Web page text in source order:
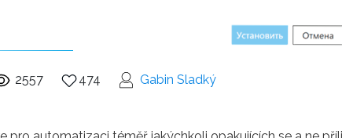
2557 474 Gabin Sladký